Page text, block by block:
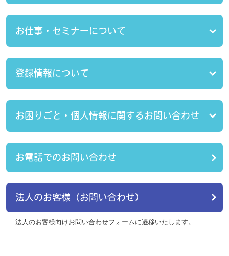
お仕事・セミナーについて
登録情報について
お困りごと・個人情報に関するお問い合わせ
お電話でのお問い合わせ
法人のお客様（お問い合わせ）
法人のお客様向けお問い合わせフォームに遷移いたします。